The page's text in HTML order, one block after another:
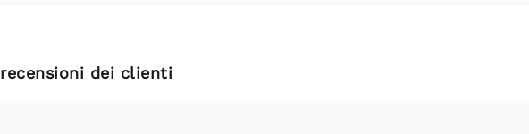
recensioni dei clienti